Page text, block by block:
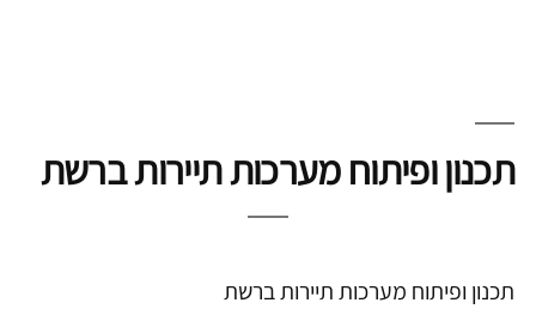
תכנון ופיתוח מערכות תיירות ברשת
תכנון ופיתוח מערכות תיירות ברשת